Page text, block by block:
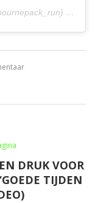
on
DRUK VOOR
TIJDEN